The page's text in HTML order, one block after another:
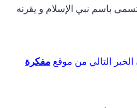
باسم نبي الإسلام و يقرنه
الخبر التالي من موقع مفكرة